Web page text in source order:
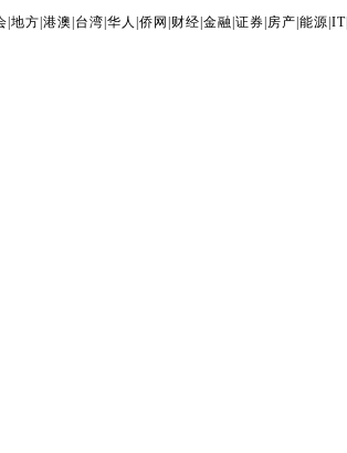
地方 港澳 台湾 华人 侨网 财经 金融 证券 房产 能源 IT|